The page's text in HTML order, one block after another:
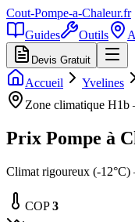
Cout-Pompe-a-Chaleur.fr
Guides
Outils
Devis Gratuit
Accueil Yvelines
Zone climatique H1b
Prix Pompe à
Climat rigoureux (-12°C)
COP3